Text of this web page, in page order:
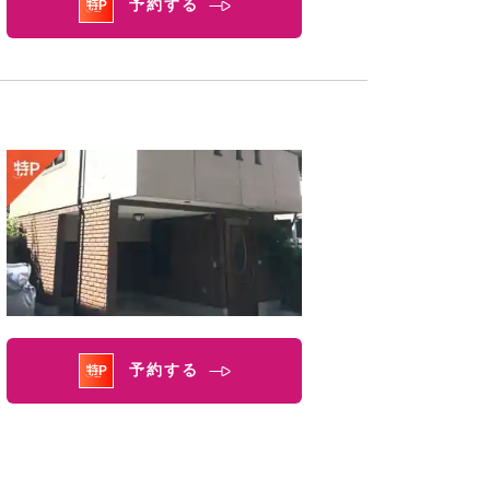
予約する
予約する